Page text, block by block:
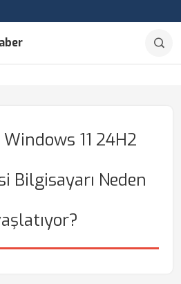
Windows 11 24H2
Bilgisayarı Neden